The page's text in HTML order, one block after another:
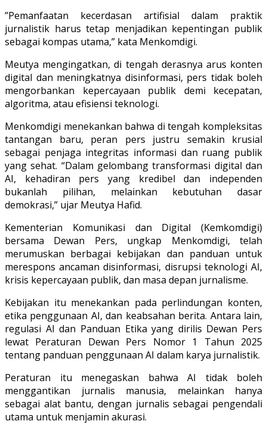
”Pemanfaatan kecerdasan artifisial dalam praktik
jurnalistik harus tetap menjadikan kepentingan publik
sebagai kompas utama,” kata Menkomdigi.
Meutya mengingatkan, di tengah derasnya arus konten
digital dan meningkatnya disinformasi, pers tidak boleh
mengorbankan kepercayaan publik demi kecepatan,
algoritma, atau efisiensi teknologi.
Menkomdigi menekankan bahwa di tengah kompleksitas
tantangan baru, peran pers justru semakin krusial
sebagai penjaga integritas informasi dan ruang publik
yang sehat. “Dalam gelombang transformasi digital dan
AI, kehadiran pers yang kredibel dan independen
bukanlah pilihan, melainkan kebutuhan dasar
demokrasi,” ujar Meutya Hafid.
Kementerian Komunikasi dan Digital (Kemkomdigi)
bersama Dewan Pers, ungkap Menkomdigi, telah
merumuskan berbagai kebijakan dan panduan untuk
merespons ancaman disinformasi, disrupsi teknologi AI,
krisis kepercayaan publik, dan masa depan jurnalisme.
Kebijakan itu menekankan pada perlindungan konten,
etika penggunaan AI, dan keabsahan berita. Antara lain,
regulasi AI dan Panduan Etika yang dirilis Dewan Pers
lewat Peraturan Dewan Pers Nomor 1 Tahun 2025
tentang panduan penggunaan AI dalam karya jurnalistik.
Peraturan itu menegaskan bahwa AI tidak boleh
menggantikan jurnalis manusia, melainkan hanya
sebagai alat bantu, dengan jurnalis sebagai pengendali
utama untuk menjamin akurasi.